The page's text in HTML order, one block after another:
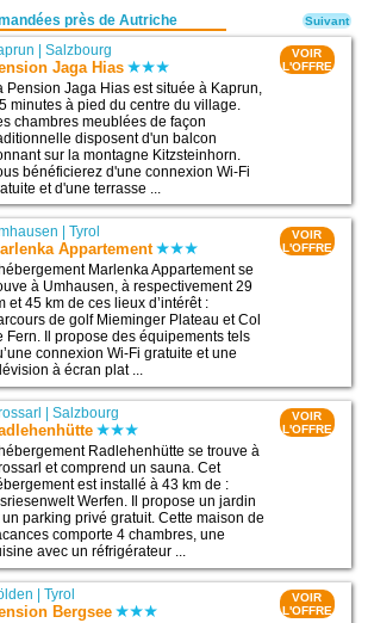
près de Autriche
|Salzbourg
Jaga Hias
Pension Jaga Hias est située à Kaprun,
minutes à pied du centre du village.
chambres meublées de façon
disposent d'un balcon
sur la montagne Kitzsteinhorn.
bénéficierez d'une connexion Wi-Fi
et d'une terrasse ...
VOIR
L'OFFRE
|Tyrol
Appartement
Marlenka Appartement se
à Umhausen, à respectivement 29
et 45 km de ces lieux d’intérêt :
de golf Mieminger Plateau et Col
Fern. Il propose des équipements tels
connexion Wi-Fi gratuite et une
à écran plat ...
VOIR
L'OFFRE
|Salzbourg
Radlehenhütte se trouve à
et comprend un sauna. Cet
est installé à 43 km de :
Werfen. Il propose un jardin
un parking privé gratuit. Cette maison de
comporte 4 chambres, une
avec un réfrigérateur ...
VOIR
L'OFFRE
|Tyrol
Bergsee
VOIR
L'OFFRE
Suivant